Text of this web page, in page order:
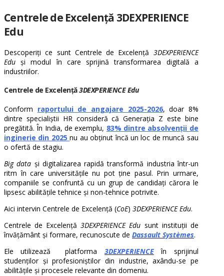
Centrele de Excelență 3DEXPERIENCE
Edu
Descoperiți ce sunt Centrele de Excelență 3DEXPERIENCE
Edu și modul în care sprijină transformarea digitală a
industriilor.
Centrele de Excelență3DEXPERIENCE Edu
Conform raportului de angajare 2025-2026, doar 8%
dintre specialiștii HR consideră că Generația Z este bine
pregătită. În India, de exemplu, 83% dintre absolvenții de
inginerie din 2025nu au obținut încă un loc de muncă sau
o ofertă de stagiu.
Big data și digitalizarea rapidă transformă industria într-un
ritm în care universitățile nu pot ține pasul. Prin urmare,
companiile se confruntă cu un grup de candidați cărora le
lipsesc abilitățile tehnice și non-tehnice potrivite.
Aici intervin Centrele de Excelență (CoE) 3DEXPERIENCE Edu.
Centrele de Excelență3DEXPERIENCE Edu sunt instituții de
învățământ și formare, recunoscute de Dassault Systèmes.
Ele utilizează platforma 3DEXPERIENCEîn sprijinul
studenților și profesioniștilor din industrie, axându-se pe
abilitățile și procesele relevante din domeniu.